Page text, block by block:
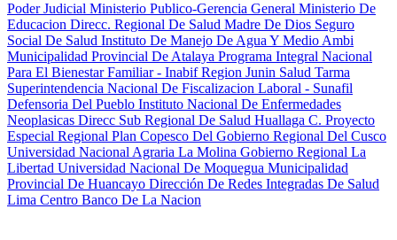
Poder Judicial Ministerio Publico-Gerencia General Ministerio De
Educacion Direcc. Regional De Salud Madre De Dios Seguro
Social De Salud Instituto De Manejo De Agua Y Medio Ambi
Municipalidad Provincial De Atalaya Programa Integral Nacional
Para El Bienestar Familiar - InabifRegion Junin Salud Tarma
Superintendencia Nacional De Fiscalizacion Laboral - Sunafil
Defensoria Del Pueblo Instituto Nacional De Enfermedades
Neoplasicas Direcc Sub Regional De Salud Huallaga C. Proyecto
Especial Regional Plan Copesco Del Gobierno Regional Del Cusco
Universidad Nacional Agraria La Molina Gobierno Regional La
Libertad Universidad Nacional De Moquegua Municipalidad
Provincial De Huancayo Dirección De Redes Integradas De Salud
Lima Centro Banco De La Nacion